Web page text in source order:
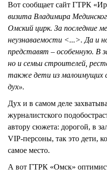
Вот сообщает сайт ГТРК
визита Владимира
Омский цирк. За последние
неузнаваемости <...>. Да и
представят – особенную. В
но и семьи строителей,
также дети из малоимущих
дух».
Дух и в самом деле
журналистского
автору сюжета: дорогой, в
VIP-персоны, так это дети,
самое место.
А вот ГТРК «Омск»